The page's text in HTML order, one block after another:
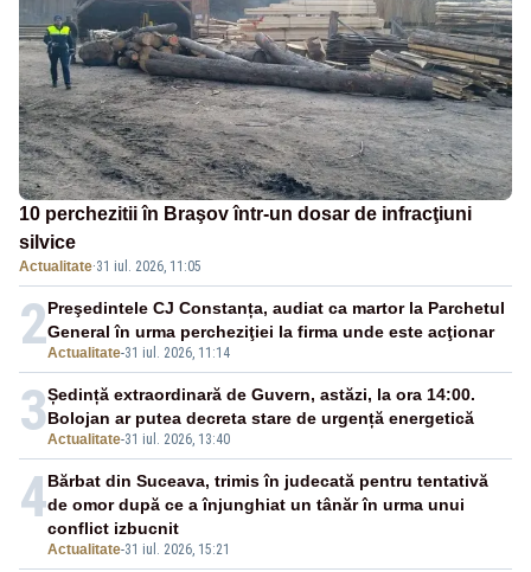
10 perchezitii în Braşov într-un dosar de infracţiuni
silvice
Actualitate·31 iul. 2026, 11:05
2Actualitate-31 iul. 2026, 11:14
Preşedintele CJ Constanța, audiat ca martor la Parchetul
General în urma percheziţiei la firma unde este acţionar
3Actualitate-31 iul. 2026, 13:40
Ședință extraordinară de Guvern, astăzi, la ora 14:00.
Bolojan ar putea decreta stare de urgență energetică
4
Actualitate-31 iul. 2026, 15:21
Bărbat din Suceava, trimis în judecată pentru tentativă
de omor după ce a înjunghiat un tânăr în urma unui
conflict izbucnit